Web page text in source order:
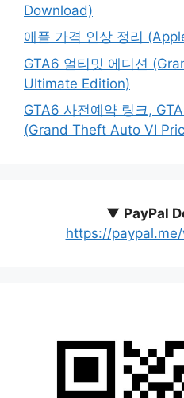
Download)
애플 가격 인상 정리
GTA6 얼티밋 에디션
Ultimate Edition)
GTA6 사전예약 링크,
(Grand Theft Auto VI
▼ PayPal
https://